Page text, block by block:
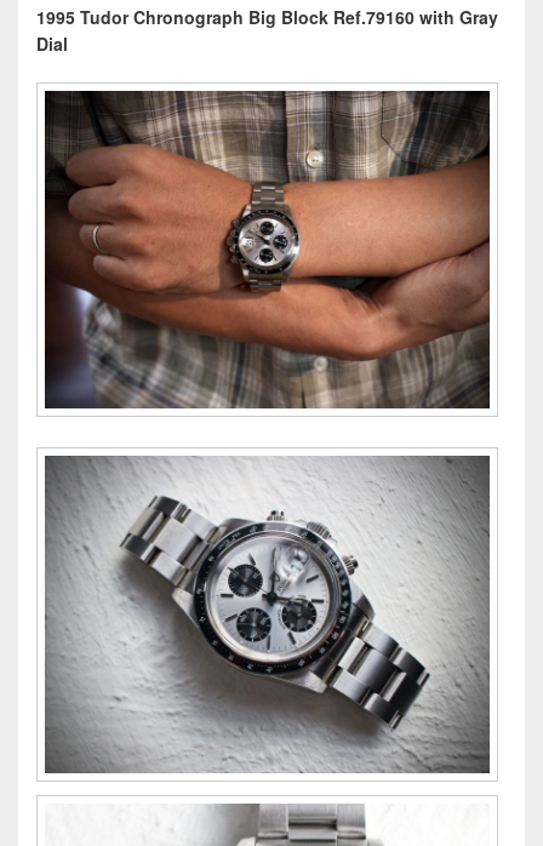
1995 Tudor Chronograph Big Block Ref.79160 with Gray
Dial